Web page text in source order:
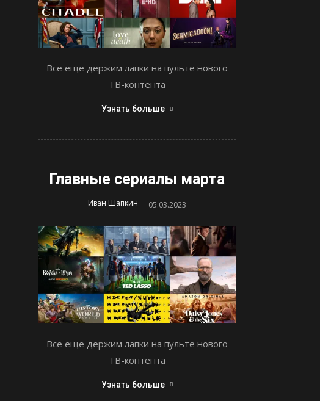
Все еще держим лапки на пульте нового
ТВ-контента
Узнать больше
Главные сериалы марта
Иван Шапкин - 05.03.2023
Все еще держим лапки на пульте нового
ТВ-контента
Узнать больше